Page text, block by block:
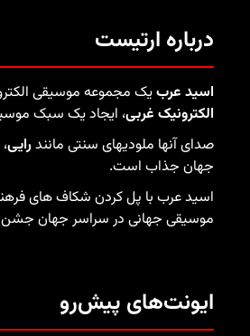
درباره ارتیست
اسید عربیک مجموعه موسیقی
الکترونیک غربی، ایجاد یک سبک
صدای آنها ملودیهای سنتی مانندرایی،
جهان جذاب است.
اسید عرب با پل کردن شکاف های
موسیقی جهانی در سراسر جهان
ایونت‌های پیش‌رو